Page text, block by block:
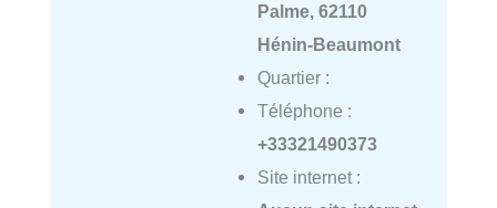
Palme, 62110
Hénin-Beaumont
Quartier :
Téléphone :
+33321490373
Site internet :